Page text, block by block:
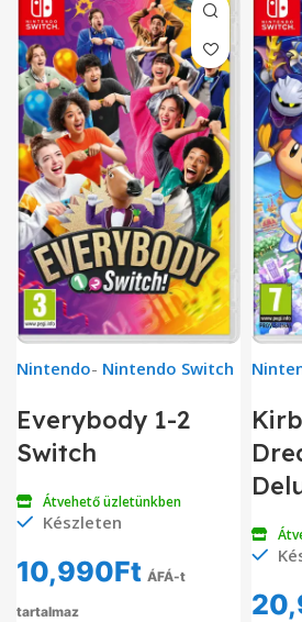
Nintendo- Nintendo Switch
Everybody 1-2
Switch
Átvehető üzletünkben
Készleten
10,990Ft ÁFÁ-t
tartalmaz